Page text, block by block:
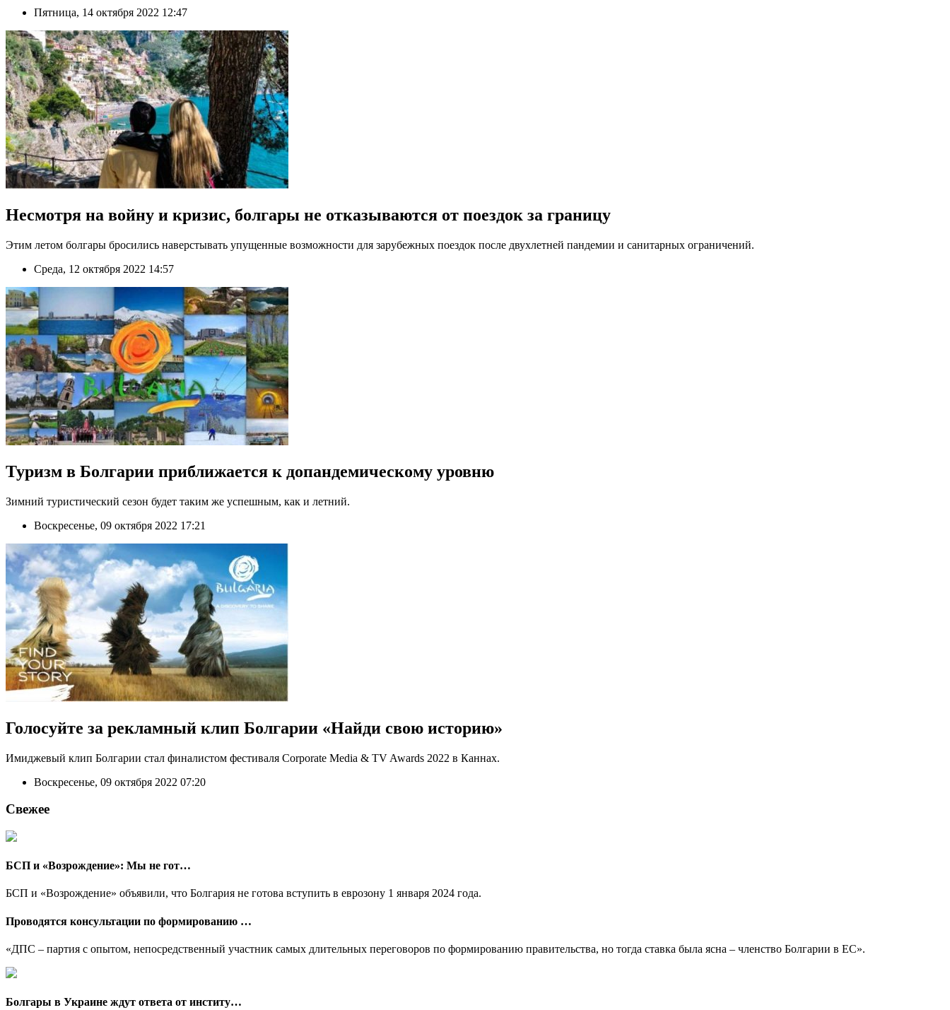
Пятница, 14 октября 2022 12:47
Несмотря на войну и кризис, болгары не отказываются от поездок за границу
Этим летом болгары бросились наверстывать упущенные возможности для зарубежных поездок после двухлетней пандемии и санитарных ограничений.
Среда, 12 октября 2022 14:57
Туризм в Болгарии приближается к допандемическому уровню
Зимний туристический сезон будет таким же успешным, как и летний.
Воскресенье, 09 октября 2022 17:21
Голосуйте за рекламный клип Болгарии «Найди свою историю»
Имиджевый клип Болгарии стал финалистом фестиваля Corporate Media & TV Awards 2022 в Каннах.
Воскресенье, 09 октября 2022 07:20
Свежее
БСП и «Возрождение»: Мы не гот…
БСП и «Возрождение» объявили, что Болгария не готова вступить в еврозону 1 января 2024 года.
Проводятся консультации по формированию …
«ДПС – партия с опытом, непосредственный участник самых длительных переговоров по формированию правительства, но тогда ставка была ясна – членство Болгарии в ЕС».
Болгары в Украине ждут ответа от институ…